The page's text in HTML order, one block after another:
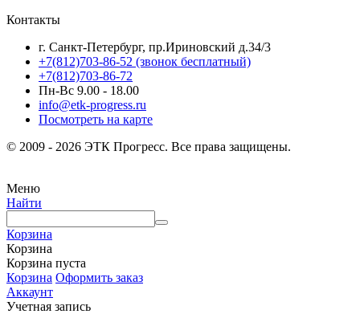
Контакты
г. Санкт-Петербург, пр.Ириновский д.34/3
+7(812)703-86-52 (звонок бесплатный)
+7(812)703-86-72
Пн-Вс 9.00 - 18.00
info@etk-progress.ru
Посмотреть на карте
© 2009 - 2026 ЭТК Прогресс. Все права защищены.
Меню
Найти
Корзина
Корзина
Корзина пуста
Корзина Оформить заказ
Аккаунт
Учетная запись